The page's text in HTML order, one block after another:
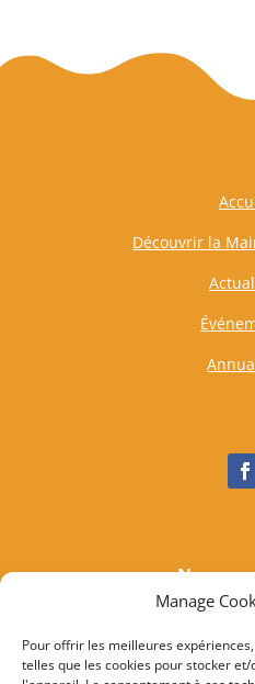
Manage
Pour offrir les meilleures
telles que les cookies pour stocker
Découvrir la
Nous
Tél :
Mail:
Adresse :